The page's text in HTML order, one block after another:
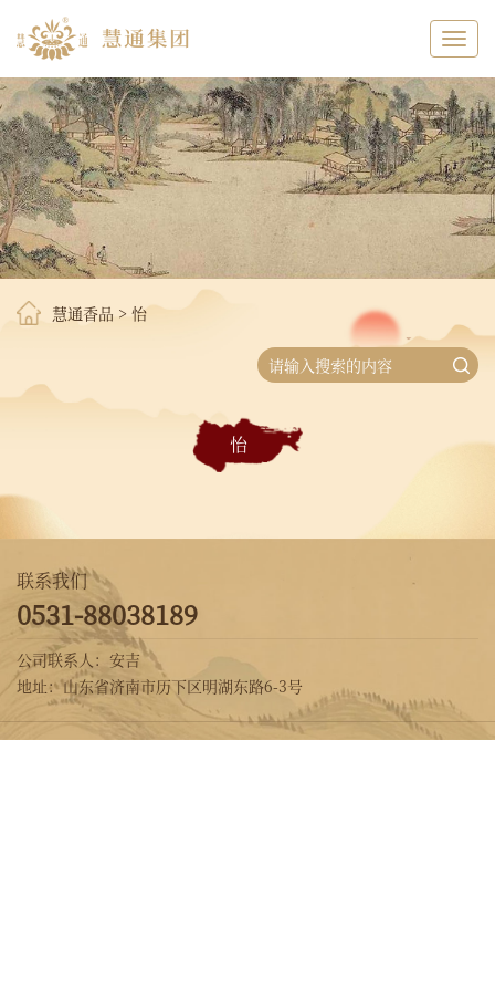
慧通香品 > 怡
怡
联系我们
0531-88038189
公司联系人：安吉
地址：山东省济南市历下区明湖东路6-3号